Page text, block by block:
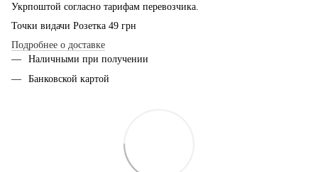
Укрпоштой согласно тарифам перевозчика.
Точки видачи Розетка 49 грн
Подробнее о доставке
Наличными при получении
Банковской картой